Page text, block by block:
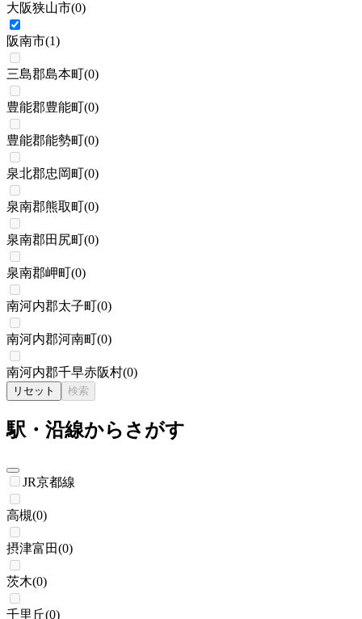
大阪狭山市(0)
阪南市(1)
三島郡島本町(0)
豊能郡豊能町(0)
豊能郡能勢町(0)
泉北郡忠岡町(0)
泉南郡熊取町(0)
泉南郡田尻町(0)
泉南郡岬町(0)
南河内郡太子町(0)
南河内郡河南町(0)
南河内郡千早赤阪村(0)
リセット 検索
駅・沿線からさがす
JR京都線
高槻(0)
摂津富田(0)
茨木(0)
千里丘(0)